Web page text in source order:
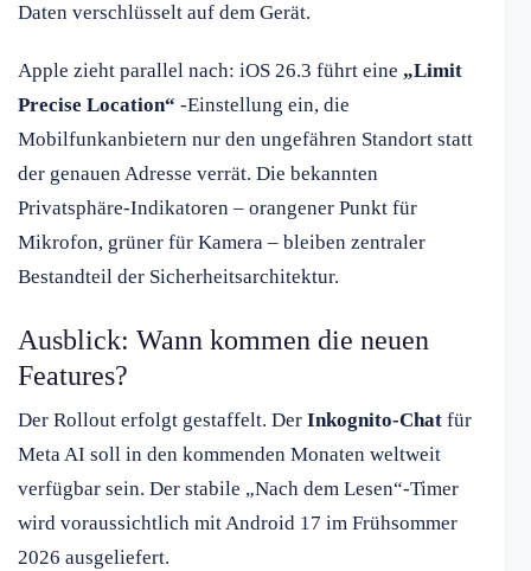
Daten verschlüsselt auf dem Gerät.
Apple zieht parallel nach: iOS 26.3 führt eine „Limit
Precise Location“ -Einstellung ein, die
Mobilfunkanbietern nur den ungefähren Standort statt
der genauen Adresse verrät. Die bekannten
Privatsphäre-Indikatoren – orangener Punkt für
Mikrofon, grüner für Kamera – bleiben zentraler
Bestandteil der Sicherheitsarchitektur.
Ausblick: Wann kommen die neuen
Features?
Der Rollout erfolgt gestaffelt. Der Inkognito-Chat für
Meta AI soll in den kommenden Monaten weltweit
verfügbar sein. Der stabile „Nach dem Lesen“-Timer
wird voraussichtlich mit Android 17 im Frühsommer
2026 ausgeliefert.